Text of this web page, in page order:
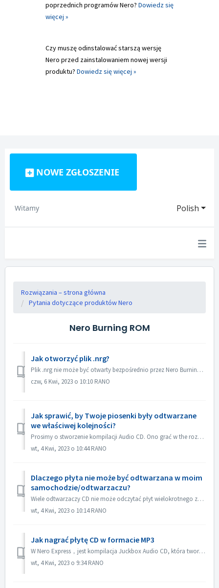
poprzednich programów Nero? Dowiedz się
więcej »
Czy muszę odinstalować starszą wersję
Nero przed zainstalowaniem nowej wersji
produktu? Dowiedz się więcej »
NOWE ZGŁOSZENIE
Polish
Witamy
Rozwiązania – strona główna
Pytania dotyczące produktów Nero
Nero Burning ROM
Jak otworzyć plik .nrg?
Plik .nrg nie może być otwarty bezpośrednio przez Nero Burning ROM. Możesz nagrać plik nrg na płytę za pomocą Nero Burning ROM. Lub użyj oprogramowania do ...
czw, 6 Kwi, 2023 o 10:10 RANO
Jak sprawić, by Twoje piosenki były odtwarzane
we właściwej kolejności?
Prosimy o stworzenie kompilacji Audio CD. Ono grać w the rozkaz który ty dodawać the kartoteka. Jeżeli ty tworzyć z inny kompilacja che palić w facto dane d...
wt, 4 Kwi, 2023 o 10:44 RANO
Dlaczego płyta nie może być odtwarzana w moim
samochodzie/odtwarzaczu?
Wiele odtwarzaczy CD nie może odczytać płyt wielokrotnego zapisu (CD-RW). Dlatego do nagrywania płyt Audio CD należy używać zwykłych płyt CD-ROM.
wt, 4 Kwi, 2023 o 10:14 RANO
Jak nagrać płytę CD w formacie MP3
W Nero Express，jest kompilacja Juckbox Audio CD, która tworzy płytę CD ze wszystkimi Twoimi ulubionymi plikami MP3, WMA lub Nero AAC, które mogą być odtwarz...
wt, 4 Kwi, 2023 o 9:34 RANO